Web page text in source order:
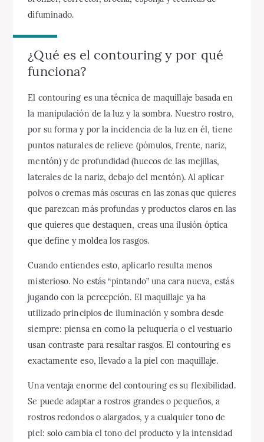
difuminado.
¿Qué es el contouring y por qué
funciona?
El contouring es una técnica de maquillaje basada en
la manipulación de la luz y la sombra. Nuestro rostro,
por su forma y por la incidencia de la luz en él, tiene
puntos naturales de relieve (pómulos, frente, nariz,
mentón) y de profundidad (huecos de las mejillas,
laterales de la nariz, debajo del mentón). Al aplicar
polvos o cremas más oscuras en las zonas que quieres
que parezcan más profundas y productos claros en las
que quieres que destaquen, creas una ilusión óptica
que define y moldea los rasgos.
Cuando entiendes esto, aplicarlo resulta menos
misterioso. No estás “pintando” una cara nueva, estás
jugando con la percepción. El maquillaje ya ha
utilizado principios de iluminación y sombra desde
siempre: piensa en como la peluquería o el vestuario
usan contraste para resaltar rasgos. El contouring es
exactamente eso, llevado a la piel con maquillaje.
Una ventaja enorme del contouring es su flexibilidad.
Se puede adaptar a rostros grandes o pequeños, a
rostros redondos o alargados, y a cualquier tono de
piel: solo cambia el tono del producto y la intensidad